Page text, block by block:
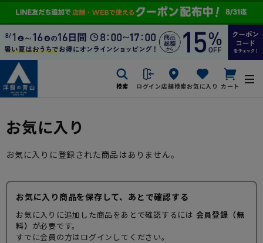
検索 ログイン店舗検索お気に入り カート
お気に入り
お気に入りに登録された商品はありません。
お気に入り商品を保存して、あとで確認する
お気に入りに追加した商品をあとで確認するには 会員登録（無
料） が必要です。
すでに会員の方はログインしてください。